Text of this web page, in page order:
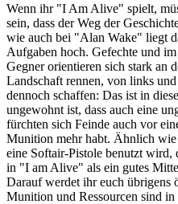
Wenn ihr "I Am Alive" spielt,
sein, dass der Weg der
wie auch bei "Alan Wake" liegt
Aufgaben hoch. Gefechte und
Gegner orientieren sich stark an
Landschaft rennen, von links
dennoch schaffen: Das ist in
ungewohnt ist, dass auch eine
fürchten sich Feinde auch vor
Munition mehr habt. Ähnlich
eine Softair-Pistole benutzt wird,
in "I am Alive" als ein gutes
Darauf werdet ihr euch übrigens
Munition und Ressourcen sind in